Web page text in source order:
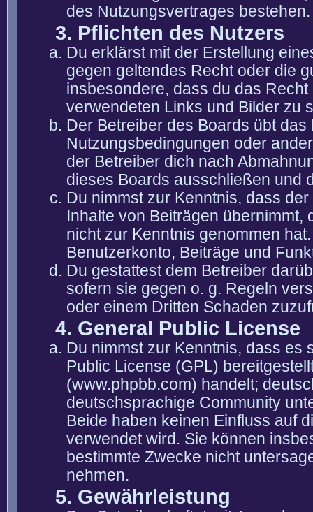
des Nutzungsvertrages bestehen.
3. Pflichten des Nutzers
Du erklärst mit der Erstellung
gegen geltendes Recht oder die
insbesondere, dass du das
verwendeten Links und Bilder zu
Der Betreiber des Boards übt
Nutzungsbedingungen oder
der Betreiber dich nach
dieses Boards ausschließen und
Du nimmst zur Kenntnis, dass
Inhalte von Beiträgen übernimmt,
nicht zur Kenntnis genommen
Benutzerkonto, Beiträge und
Du gestattest dem Betreiber
sofern sie gegen o. g. Regeln
oder einem Dritten Schaden
4. General Public License
Du nimmst zur Kenntnis, dass es
Public License (GPL)
(www.phpbb.com) handelt;
deutschsprachige Community
Beide haben keinen Einfluss auf
verwendet wird. Sie können
bestimmte Zwecke nicht
nehmen.
5. Gewährleistung